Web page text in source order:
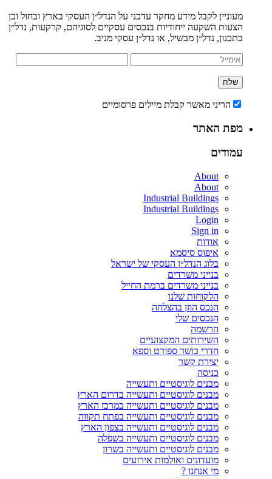
מעוניין לקבל מידע מחקר עדכני על הנדל״ן העסקי בארץ ובחול וכן
הצעות השקעה ייחודיות בנכסים עסקיים לסוגיהם, קרקעות, נדל״ן
בתכנון, נדל״ן מבשיל, או נדל״ן עסקי מניב.
הריני מאשר קבלת מיילים פרסומיים
מפת האתר
עמודים
About
About
Industrial Buildings
Industrial Buildings
Login
Sign in
אודות
איפוס סיסמא
בלוג הנדל״ן העסקי של ישראל
בנייני משרדים
בנייני משרדים ברמת החייל
הלקוחות שלנו
הנכס הוזן בהצלחה
הנכסים שלי
הרשמה
השירותים המקצועיים
חדרי כושר ספורט וספא
יצירת קשר
כניסה
מבנים לוגיסטיים ותעשייה
מבנים לוגיסטיים ותעשייה בדרום הארץ
מבנים לוגיסטיים ותעשייה במרכז הארץ
מבנים לוגיסטיים ותעשייה בפתח תקווה
מבנים לוגיסטיים ותעשייה בצפון הארץ
מבנים לוגיסטיים ותעשייה בשפלה
מבנים לוגיסטיים ותעשייה בשרון
מועדונים ואולמות אירועים
מי אנחנו ?